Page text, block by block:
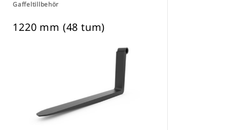
Gaffeltillbehör
1220 mm (48 tum)